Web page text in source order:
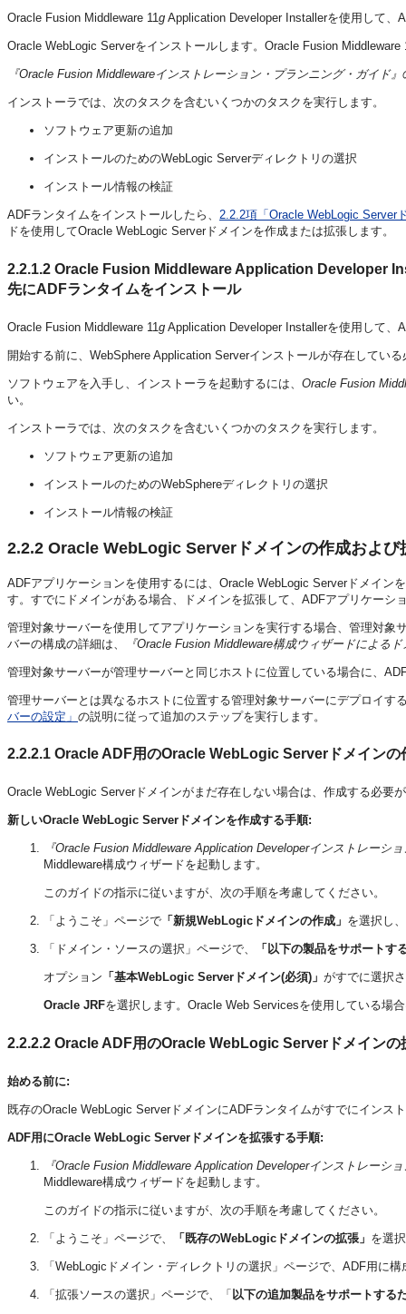
Oracle Fusion Middleware 11 g Application Developer Installerを使用して、
Oracle WebLogic Serverをインストールします。Oracle Fusion Middleware
『Oracle Fusion Middlewareインストレーション・プランニング・ガイド』
インストーラでは、次のタスクを含むいくつかのタスクを実行します。
ソフトウェア更新の追加
インストールのためのWebLogic Serverディレクトリの選択
インストール情報の検証
ADFランタイムをインストールしたら、 2.2.2項「Oracle WebLogic Server
ドを使用してOracle WebLogic Serverドメインを作成または拡張します。
2.2.1.2 Oracle Fusion Middleware Application Developer
先にADFランタイムをインストール
Oracle Fusion Middleware 11g Application Developer Installerを使用して、
開始する前に、WebSphere Application Serverインストールが存在してい
ソフトウェアを入手し、インストーラを起動するには、 Oracle Fusion
い。
インストーラでは、次のタスクを含むいくつかのタスクを実行します。
ソフトウェア更新の追加
インストールのためのWebSphereディレクトリの選択
インストール情報の検証
2.2.2 Oracle WebLogic Serverドメインの作成および
ADFアプリケーションを使用するには、Oracle WebLogic Serverドメイ
す。すでにドメインがある場合、ドメインを拡張して、ADFアプリケーシ
管理対象サーバーを使用してアプリケーションを実行する場合、管理対
バーの構成の詳細は、
『Oracle Fusion Middleware構成ウィザードによる
管理対象サーバーが管理サーバーと同じホストに位置している場合に、
管理サーバーとは異なるホストに位置する管理対象サーバーにデプロイす
バーの設定」 の説明に従って追加のステップを実行します。
2.2.2.1 Oracle ADF用のOracle WebLogic Serverドメインの
Oracle WebLogic Serverドメインがまだ存在しない場合は、作成する必要
新しいOracle WebLogic Serverドメインを作成する手順:
『Oracle Fusion Middleware Application Developerインストレーシ
Middleware構成ウィザードを起動します。
このガイドの指示に従いますが、次の手順を考慮してください。
「ようこそ」ページで 「新規WebLogicドメインの作成」 を選択し、
「ドメイン・ソースの選択」ページで、 「以下の製品をサポート
オプション 「基本WebLogic Serverドメイン(必須)」 がすでに選択
Oracle JRFを選択します。Oracle Web Servicesを使用している場
2.2.2.2 Oracle ADF用のOracle WebLogic Serverドメインの
始める前に:
既存のOracle WebLogic ServerドメインにADFランタイムがすでにインス
ADF用にOracle WebLogic Serverドメインを拡張する手順:
『Oracle Fusion Middleware Application Developerインストレーシ
Middleware構成ウィザードを起動します。
このガイドの指示に従いますが、次の手順を考慮してください。
「ようこそ」ページで、 「既存のWebLogicドメインの拡張」 を選
「WebLogicドメイン・ディレクトリの選択」ページで、ADF用に
「拡張ソースの選択」ページで、「 以下の追加製品をサポートする